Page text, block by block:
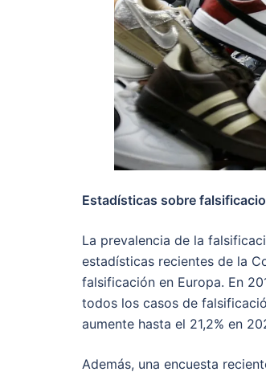
Estadísticas sobre
La prevalencia de la
estadísticas recientes de la
falsificación en Europa. En
todos los casos de
aumente hasta el 21,2% en
Además, una encuesta